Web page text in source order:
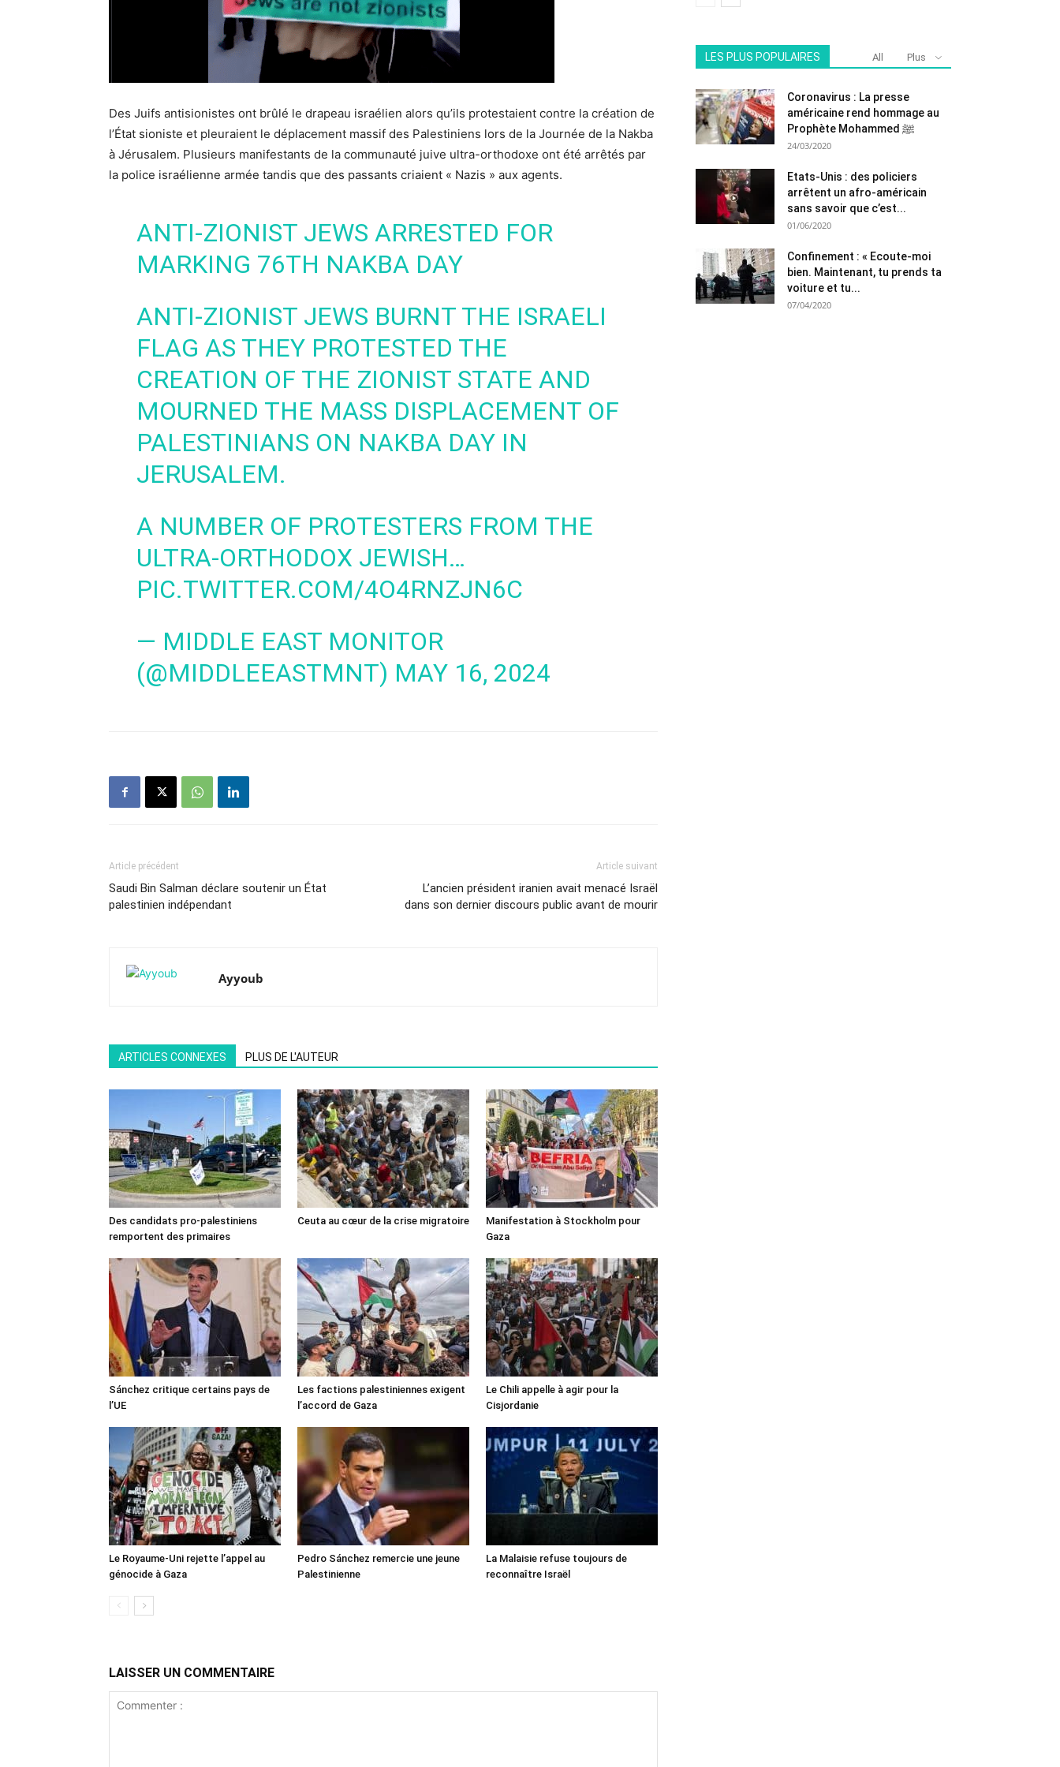
Des Juifs antisionistes ont brûlé le drapeau israélien alors qu’ils protestaient contre la création de
l’État sioniste et pleuraient le déplacement massif des Palestiniens lors de la Journée de la Nakba
à Jérusalem. Plusieurs manifestants de la communauté juive ultra-orthodoxe ont été arrêtés par
la police israélienne armée tandis que des passants criaient « Nazis » aux agents.
ANTI-ZIONIST JEWS ARRESTED FOR
MARKING 76TH NAKBA DAY
ANTI-ZIONIST JEWS BURNT THE ISRAELI
FLAG AS THEY PROTESTED THE
CREATION OF THE ZIONIST STATE AND
MOURNED THE MASS DISPLACEMENT OF
PALESTINIANS ON NAKBA DAY IN
JERUSALEM.
A NUMBER OF PROTESTERS FROM THE
ULTRA-ORTHODOX JEWISH…
PIC.TWITTER.COM/4O4RNZJN6C
— MIDDLE EAST MONITOR
(@MIDDLEEASTMNT) MAY 16, 2024
Article précédent
Saudi Bin Salman déclare soutenir un État
palestinien indépendant
Article suivant
L’ancien président iranien avait menacé Israël
dans son dernier discours public avant de mourir
Ayyoub
ARTICLES CONNEXES PLUS DE L'AUTEUR
Des candidats pro-palestiniens
remportent des primaires
Ceuta au cœur de la crise migratoire
Manifestation à Stockholm pour
Gaza
Sánchez critique certains pays de
l’UE
Les factions palestiniennes exigent
l’accord de Gaza
Le Chili appelle à agir pour la
Cisjordanie
Le Royaume-Uni rejette l’appel au
génocide à Gaza
Pedro Sánchez remercie une jeune
Palestinienne
La Malaisie refuse toujours de
reconnaître Israël
LAISSER UN COMMENTAIRE
LES PLUS POPULAIRES All Plus
Coronavirus : La presse
américaine rend hommage au
Prophète Mohammed ﷺ
24/03/2020
Etats-Unis : des policiers
arrêtent un afro-américain
sans savoir que c’est...
01/06/2020
Confinement : « Ecoute-moi
bien. Maintenant, tu prends ta
voiture et tu...
07/04/2020